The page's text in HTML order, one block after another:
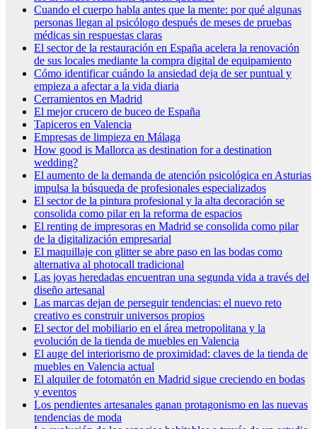
Cuando el cuerpo habla antes que la mente: por qué algunas
personas llegan al psicólogo después de meses de pruebas
médicas sin respuestas claras
El sector de la restauración en España acelera la renovación
de sus locales mediante la compra digital de equipamiento
Cómo identificar cuándo la ansiedad deja de ser puntual y
empieza a afectar a la vida diaria
Cerramientos en Madrid
El mejor crucero de buceo de España
Tapiceros en Valencia
Empresas de limpieza en Málaga
How good is Mallorca as destination for a destination
wedding?
El aumento de la demanda de atención psicológica en Asturias
impulsa la búsqueda de profesionales especializados
El sector de la pintura profesional y la alta decoración se
consolida como pilar en la reforma de espacios
El renting de impresoras en Madrid se consolida como pilar
de la digitalización empresarial
El maquillaje con glitter se abre paso en las bodas como
alternativa al photocall tradicional
Las joyas heredadas encuentran una segunda vida a través del
diseño artesanal
Las marcas dejan de perseguir tendencias: el nuevo reto
creativo es construir universos propios
El sector del mobiliario en el área metropolitana y la
evolución de la tienda de muebles en Valencia
El auge del interiorismo de proximidad: claves de la tienda de
muebles en Valencia actual
El alquiler de fotomatón en Madrid sigue creciendo en bodas
y eventos
Los pendientes artesanales ganan protagonismo en las nuevas
tendencias de moda